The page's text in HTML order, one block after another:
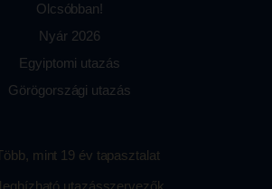
Olcsóbban!
Nyár 2026
Egyiptomi utazás
Görögországi utazás
mint 19 év tapasztalat